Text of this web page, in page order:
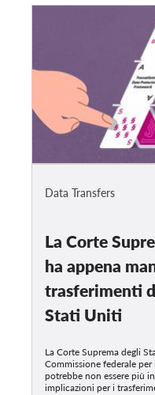
Data Transfers
La Corte
ha appena
trasferimenti
Stati Uniti
La Corte Suprema degli
Commissione federale
potrebbe non essere più
implicazioni per i